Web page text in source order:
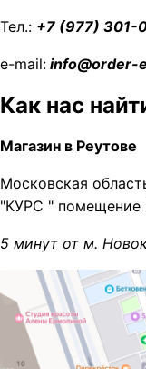
Тел.: +7 (977) 301-
e-mail: info@order-
Как нас
Магазин в Реутове
Московская
"КУРС " помещение
5 минут от м.